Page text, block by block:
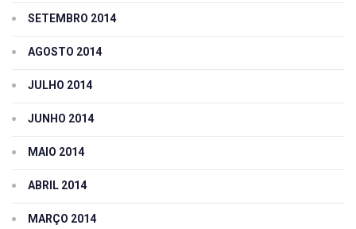
SETEMBRO 2014
AGOSTO 2014
JULHO 2014
JUNHO 2014
MAIO 2014
ABRIL 2014
MARÇO 2014